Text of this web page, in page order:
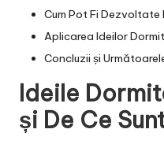
Cum Pot Fi Dezvoltate
Aplicarea Ideilor
Concluzii și
Ideile
și De Ce